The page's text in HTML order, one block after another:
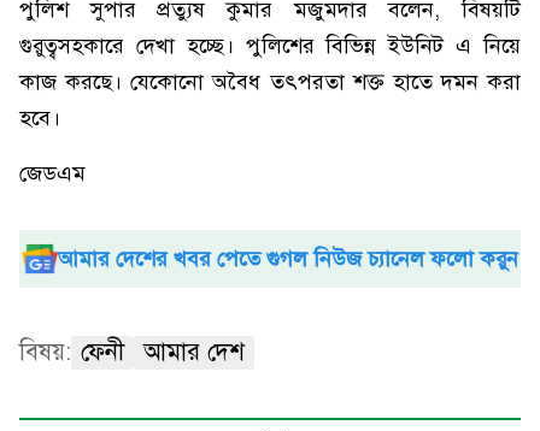
পুলিশ সুপার প্রত্যুষ কুমার মজুমদার বলেন, বিষয়টি
গুরুত্বসহকারে দেখা হচ্ছে। পুলিশের বিভিন্ন ইউনিট এ নিয়ে
কাজ করছে। যেকোনো অবৈধ তৎপরতা শক্ত হাতে দমন করা
হবে।
জেডএম
আমার দেশের খবর পেতে গুগল নিউজ চ্যানেল ফলো করুন
বিষয়: ফেনী আমার দেশ